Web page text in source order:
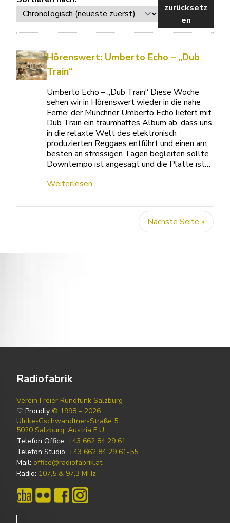
zurücksetz
en
Hörenswert: Umberto Echo – „Dub
Train“
Umberto Echo – „Dub Train“ Diese Woche
sehen wir in Hörenswert wieder in die nahe
Ferne: der Münchner Umberto Echo liefert mit
Dub Train ein traumhaftes Album ab, dass uns
in die relaxte Welt des elektronisch
produzierten Reggaes entführt und einen am
besten an stressigen Tagen begleiten sollte.
Downtempo ist angesagt und die Platte ist…
Weiterlesen ...
Nächste Seite »
Radiofabrik
Verein Freier Rundfunk Salzburg
♡ Proudly © 1998 – 2026
Ulrike-Gschwandtner-Straße 5
5020 Salzburg, Austria E.U.
Telefon Office: +43 662 84 29 61
Telefon Studio: +43 662 84 29 61-55
Mail: office@radiofabrik.at
Radio: 107,5 & 97,3 MHz